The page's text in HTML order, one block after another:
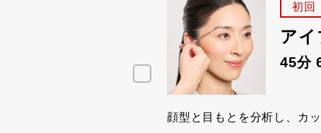
初回
ア
45分
顔型と目もとを分析し、カ